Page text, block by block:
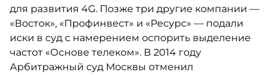
для развития 4G. Позже три другие компании —
«Восток», «Профинвест» и «Ресурс» — подали
иски в суд с намерением оспорить выделение
частот «Основе телеком». В 2014 году
Арбитражный суд Москвы отменил